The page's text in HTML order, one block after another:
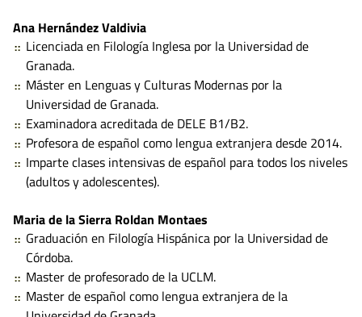
Ana Hernández Valdivia
Licenciada en Filología Inglesa por la Universidad de
Granada.
Máster en Lenguas y Culturas Modernas por la
Universidad de Granada.
Examinadora acreditada de DELE B1/B2.
Profesora de español como lengua extranjera desde 2014.
Imparte clases intensivas de español para todos los niveles
(adultos y adolescentes).
Maria de la Sierra Roldan Montaes
Graduación en Filología Hispánica por la Universidad de
Córdoba.
Master de profesorado de la UCLM.
Master de español como lengua extranjera de la